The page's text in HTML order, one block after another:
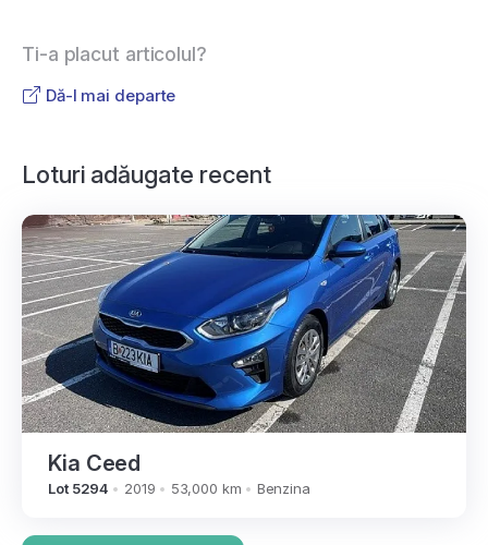
Ti-a placut articolul?
Dă-l mai departe
Loturi adăugate recent
Kia Ceed
Lot 5294 2019 53,000 km Benzina